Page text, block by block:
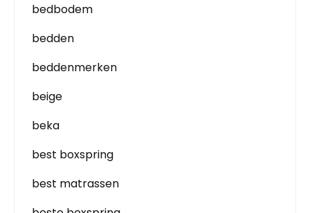
bedbodem
bedden
beddenmerken
beige
beka
best boxspring
best matrassen